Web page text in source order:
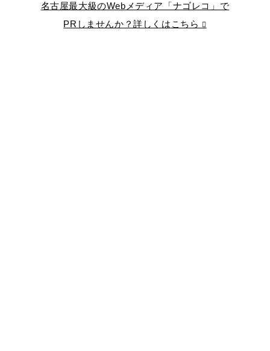
名古屋最大級のWebメディア「ナゴレコ」で
PRしませんか？詳しくはこちら